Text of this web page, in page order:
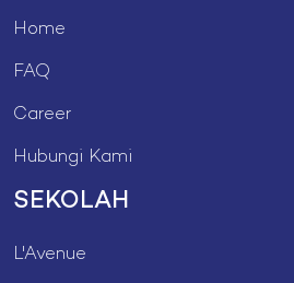
Home
FAQ
Career
Hubungi Kami
SEKOLAH
L'Avenue